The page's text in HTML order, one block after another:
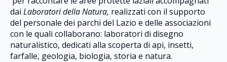
dai Laboratori della Natura, realizzati con il supporto
del personale dei parchi del Lazio e delle associazioni
con le quali collaborano: laboratori di disegno
naturalistico, dedicati alla scoperta di api, insetti,
farfalle, geologia, biologia, storia e natura.